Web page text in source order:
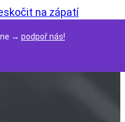
na zápatí
→ podpoř nás!